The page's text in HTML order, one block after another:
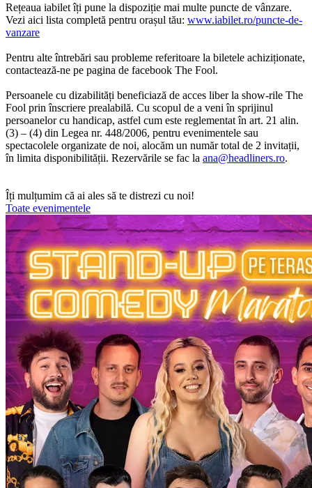
Rețeaua iabilet îți pune la dispoziție mai multe puncte de vânzare.
Vezi aici lista completă pentru orașul tău: www.iabilet.ro/puncte-de-
vanzare
Pentru alte întrebări sau probleme referitoare la biletele achiziționate,
contactează-ne pe pagina de facebook The Fool.
Persoanele cu dizabilități beneficiază de acces liber la show-rile The
Fool prin înscriere prealabilă. Cu scopul de a veni în sprijinul
persoanelor cu handicap, astfel cum este reglementat în art. 21 alin.
(3) – (4) din Legea nr. 448/2006, pentru evenimentele sau
spectacolele organizate de noi, alocăm un număr total de 2 invitații,
în limita disponibilității. Rezervările se fac la ana@headliners.ro.
Îți mulțumim că ai ales să te distrezi cu noi!
Toate evenimentele